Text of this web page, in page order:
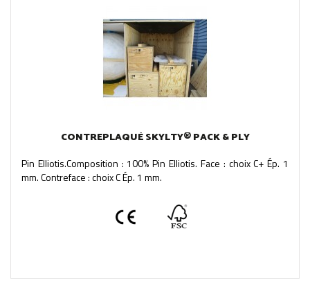
CONTREPLAQUÉ SKYLTY® PACK & PLY
Pin Elliotis.Composition : 100% Pin Elliotis. Face : choix C+ Ép. 1
mm. Contreface : choix C Ép. 1 mm.